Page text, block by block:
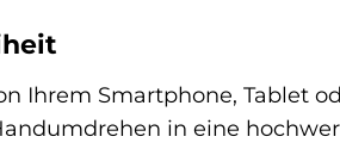
Ihrem Smartphone, Tablet
in eine